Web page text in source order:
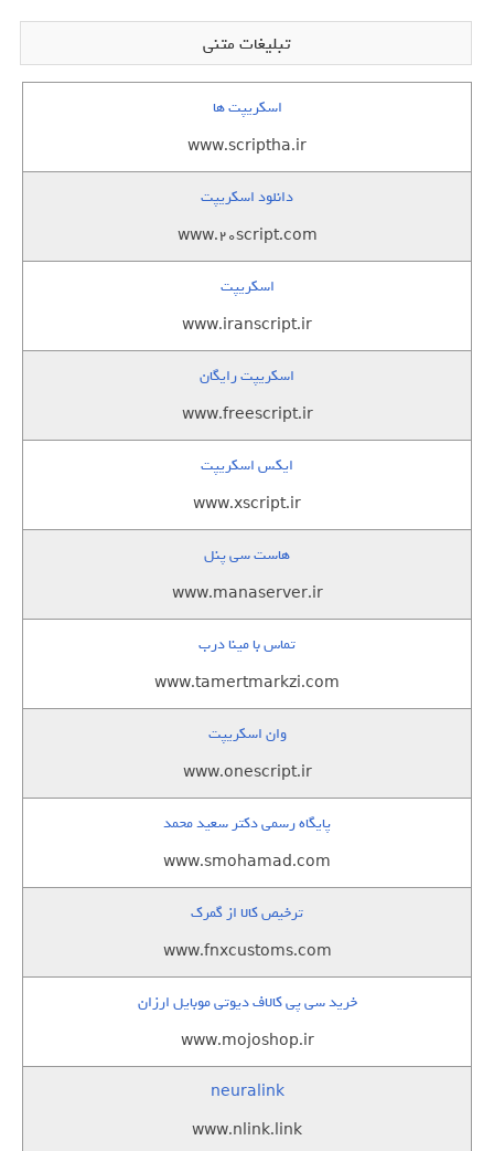
تبلیغات متنی
اسکریپت ها
www.scriptha.ir
دانلود اسکریپت
www.20script.com
اسکریپت
www.iranscript.ir
اسکریپت رایگان
www.freescript.ir
ایکس اسکریپت
www.xscript.ir
هاست سی پنل
www.manaserver.ir
تماس با مینا درب
www.tamertmarkzi.com
وان اسکریپت
www.onescript.ir
پایگاه رسمی دکتر سعید محمد
www.smohamad.com
ترخیص کالا از گمرک
www.fnxcustoms.com
خرید سی پی کالاف دیوتی موبایل ارزان
www.mojoshop.ir
neuralink
www.nlink.link